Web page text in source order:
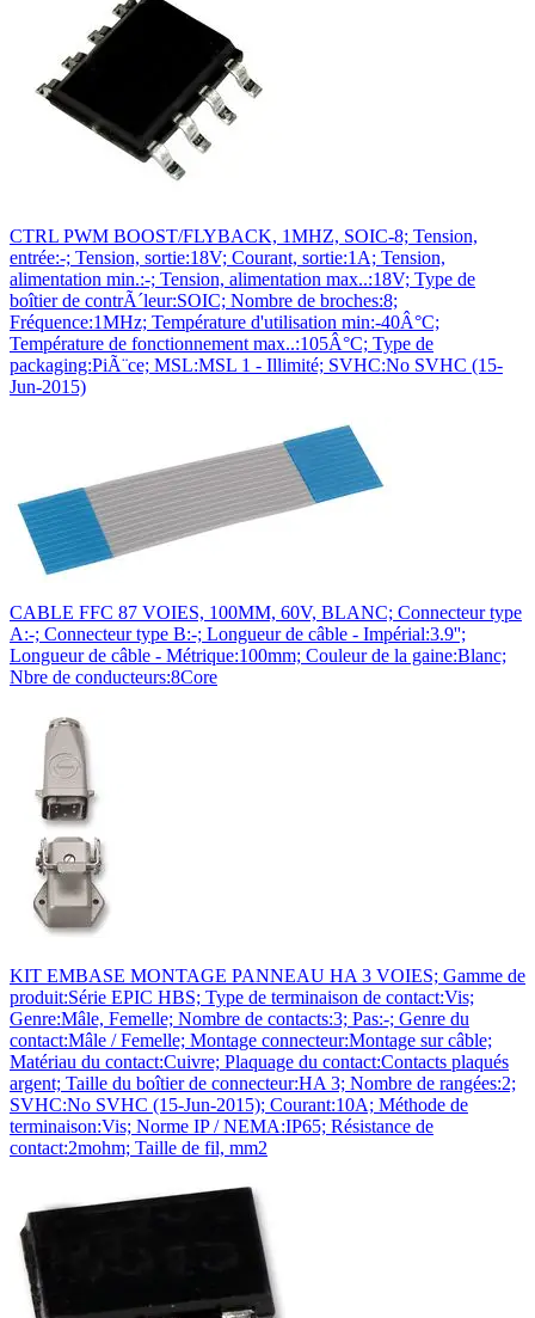
CTRL PWM BOOST/FLYBACK, 1MHZ, SOIC-8; Tension,
entrée:-; Tension, sortie:18V; Courant, sortie:1A; Tension,
alimentation min.:-; Tension, alimentation max..:18V; Type de
boîtier de contrÃ´leur:SOIC; Nombre de broches:8;
Fréquence:1MHz; Température d'utilisation min:-40Â°C;
Température de fonctionnement max..:105Â°C; Type de
packaging:PiÃ¨ce; MSL:MSL 1 - Illimité; SVHC:No SVHC (15-
Jun-2015)
CABLE FFC 87 VOIES, 100MM, 60V, BLANC; Connecteur type
A:-; Connecteur type B:-; Longueur de câble - Impérial:3.9'';
Longueur de câble - Métrique:100mm; Couleur de la gaine:Blanc;
Nbre de conducteurs:8Core
KIT EMBASE MONTAGE PANNEAU HA 3 VOIES; Gamme de
produit:Série EPIC HBS; Type de terminaison de contact:Vis;
Genre:Mâle, Femelle; Nombre de contacts:3; Pas:-; Genre du
contact:Mâle / Femelle; Montage connecteur:Montage sur câble;
Matériau du contact:Cuivre; Plaquage du contact:Contacts plaqués
argent; Taille du boîtier de connecteur:HA 3; Nombre de rangées:2;
SVHC:No SVHC (15-Jun-2015); Courant:10A; Méthode de
terminaison:Vis; Norme IP / NEMA:IP65; Résistance de
contact:2mohm; Taille de fil, mm2